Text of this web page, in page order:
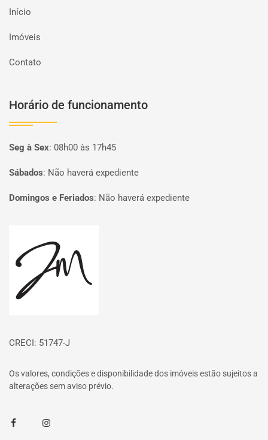
Início
Imóveis
Contato
Horário de funcionamento
Seg à Sex: 08h00 às 17h45
Sábados: Não haverá expediente
Domingos e Feriados: Não haverá expediente
CRECI: 51747-J
Os valores, condições e disponibilidade dos imóveis estão sujeitos a
alterações sem aviso prévio.
FacebookInstagram